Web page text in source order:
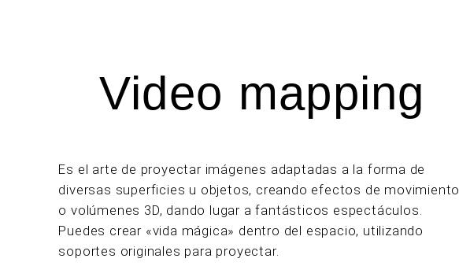
Video mapping
Es el arte de proyectar imágenes adaptadas a la forma de
diversas superficies u objetos, creando efectos de movimiento
o volúmenes 3D, dando lugar a fantásticos espectáculos.
Puedes crear «vida mágica» dentro del espacio, utilizando
soportes originales para proyectar.